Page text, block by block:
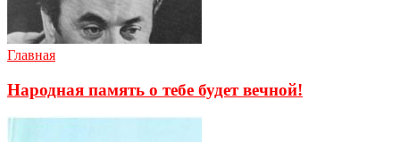
Главная
Народная память о тебе будет вечной!